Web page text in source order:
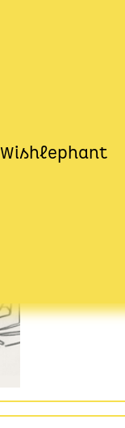
Wishlephant
Rosa &